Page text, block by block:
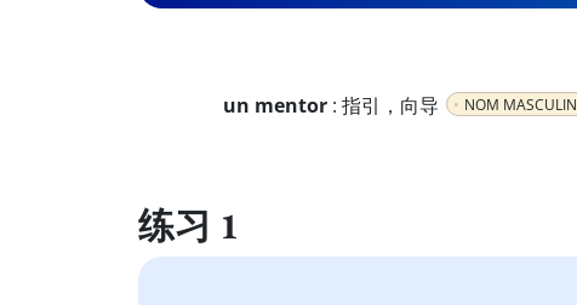
un mentor : 指引，向导 NOM MASCULIN
练习 1